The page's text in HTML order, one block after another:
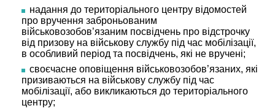
надання до територіального центру відомостей
про вручення заброньованим
військовозобов’язаним посвідчень про відстрочку
від призову на військову службу під час мобілізації,
в особливий період та посвідчень, які не вручені;
своєчасне оповіщення військовозобов’язаних, які
призиваються на військову службу під час
мобілізації, або викликаються до територіального
центру;